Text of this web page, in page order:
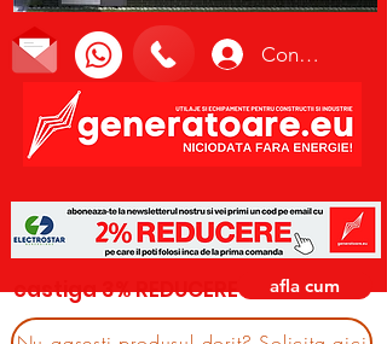
Conectează-te
castiga 3% REDUCERE afla cum